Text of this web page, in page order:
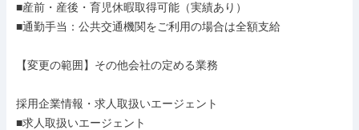
■産前・産後・育児休暇取得可能（実績あり）
■通勤手当：公共交通機関をご利用の場合は全額支給
【変更の範囲】その他会社の定める業務
採用企業情報・求人取扱いエージェント
■求人取扱いエージェント